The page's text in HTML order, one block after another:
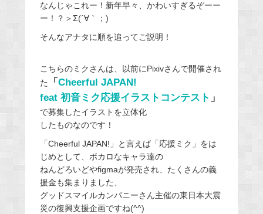
なんじゃこれー！新年早々、かわいすぎるぞーー
ー！？＞Σ(´∀｀；)
そんなアナタに順を追ってご説明！
こちらのミクさんは、以前にPixivさんで開催され
た
「 Cheerful JAPAN!
feat 初音ミク応援イラストコンテスト 」
で募集したイラストを立体化
したものなのです！
「Cheerful JAPAN!」と言えば「応援ミク」をは
じめとして、ボカロなキャラ達の
ねんどろいどやfigmaが発売され、たくさんの義
援金も集まりました、
グッドスマイルカンパニーさん主催の東日本大震
災の復興支援企画ですね(^^)